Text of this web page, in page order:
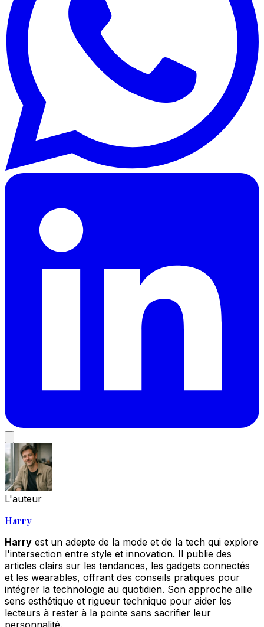
L'auteur
Harry
Harry est un adepte de la mode et de la tech qui explore
l'intersection entre style et innovation. Il publie des
articles clairs sur les tendances, les gadgets connectés
et les wearables, offrant des conseils pratiques pour
intégrer la technologie au quotidien. Son approche allie
sens esthétique et rigueur technique pour aider les
lecteurs à rester à la pointe sans sacrifier leur
personnalité.